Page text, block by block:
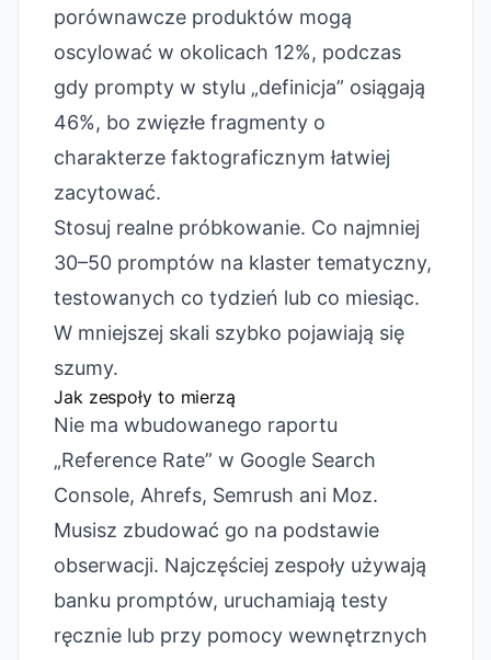
porównawcze produktów mogą
oscylować w okolicach 12%, podczas
gdy prompty w stylu „definicja” osiągają
46%, bo zwięzłe fragmenty o
charakterze faktograficznym łatwiej
zacytować.
Stosuj realne próbkowanie. Co najmniej
30–50 promptów na klaster tematyczny,
testowanych co tydzień lub co miesiąc.
W mniejszej skali szybko pojawiają się
szumy.
Jak zespoły to mierzą
Nie ma wbudowanego raportu
„Reference Rate” w Google Search
Console, Ahrefs, Semrush ani Moz.
Musisz zbudować go na podstawie
obserwacji. Najczęściej zespoły używają
banku promptów, uruchamiają testy
ręcznie lub przy pomocy wewnętrznych